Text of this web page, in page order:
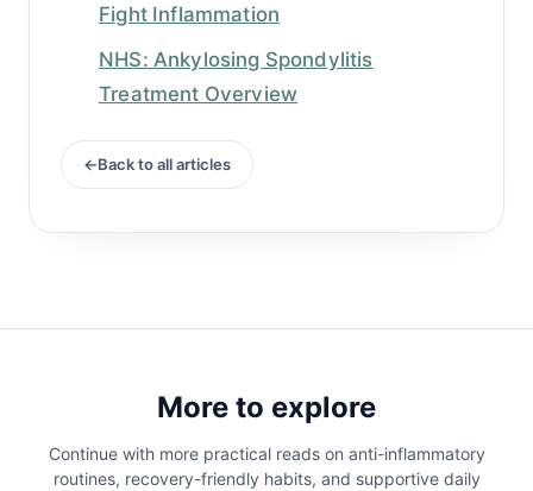
Fight Inflammation
NHS: Ankylosing Spondylitis
Treatment Overview
Back to all articles
More to explore
Continue with more practical reads on anti-inflammatory
routines, recovery-friendly habits, and supportive daily